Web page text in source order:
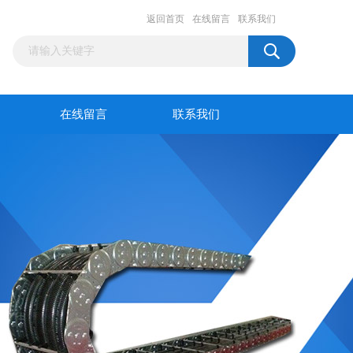
返回首页 在线留言 联系我们
在线留言 联系我们